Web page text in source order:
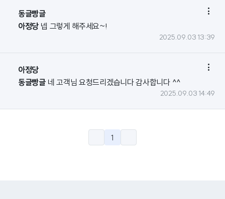
동글빵글 
아정당 넵 그렇게 해주세요~!
2025.09.03 13:39
아정당 
동글빵글 네 고객님 요청드리겠습니다 감사합니다 ^^
2025.09.03 14:49
1